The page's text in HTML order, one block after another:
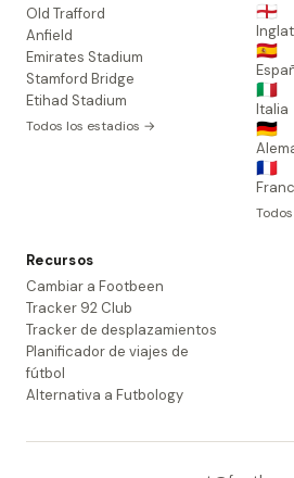
Old Trafford
Anfield
Emirates Stadium
Stamford Bridge
Etihad Stadium
Todos los estadios →
🏴󠁧󠁢󠁥󠁮󠁧󠁿
🇪🇸
🇮🇹
Italia
🇩🇪
🇫🇷
Recursos
Cambiar a Footbeen
Tracker 92 Club
Tracker de desplazamientos
Planificador de viajes de
fútbol
Alternativa a Futbology